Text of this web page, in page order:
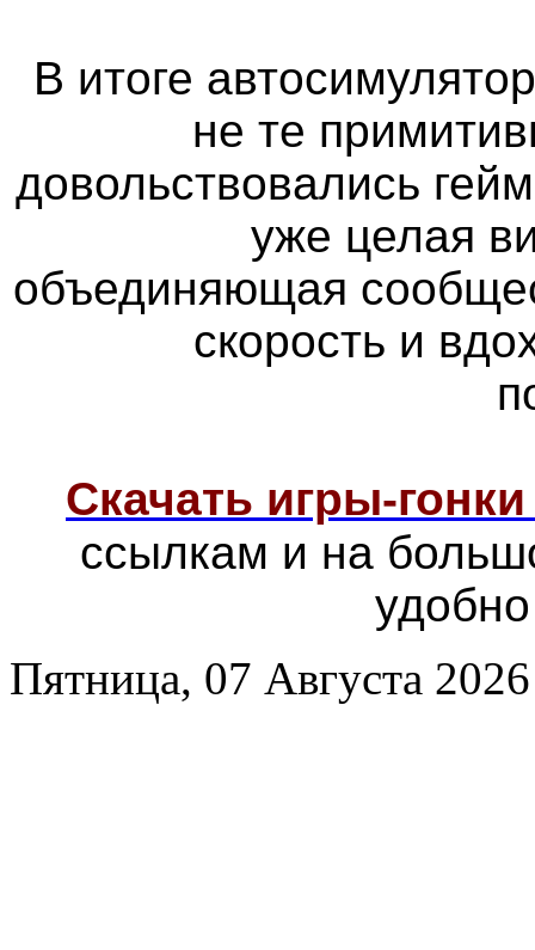
В итоге
не те
довольствовались
уже целая
объединяющая
скорость и
Скачать игры-
ссылкам и на
Пятница, 07 Августа 2026